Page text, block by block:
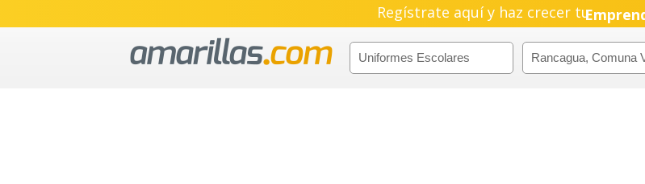
Regístrate aquí y haz crecer tu